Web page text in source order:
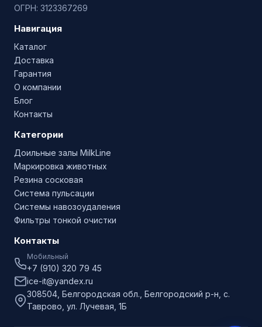
ОГРН: 3123367269
Навигация
Каталог
Доставка
Гарантия
О компании
Блог
Контакты
Категории
Доильные залы MilkLine
Маркировка животных
Резина сосковая
Система пульсации
Системы навозоудаления
Фильтры тонкой очистки
Контакты
Мобильный
+7 (910) 320 79 45
ice-it@yandex.ru
308504, Белгородская обл., Белгородский р-н, с.
Таврово, ул. Лучевая, 1Б